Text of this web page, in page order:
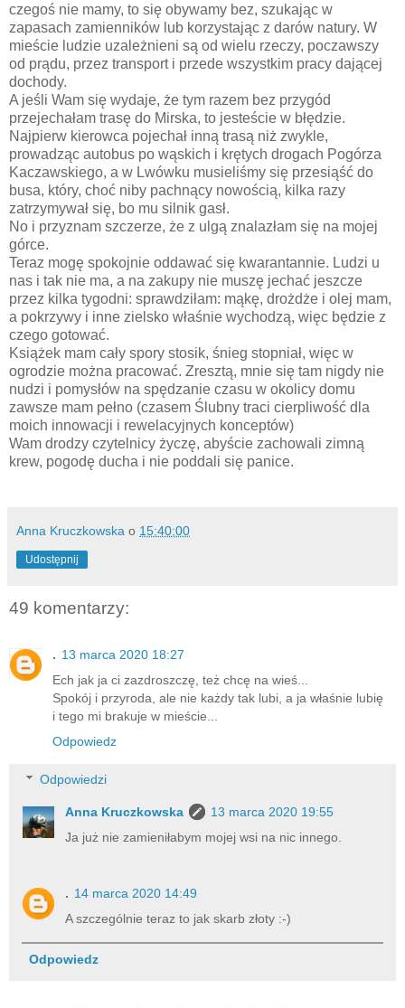
czegoś nie mamy, to się obywamy bez, szukając w
zapasach zamienników lub korzystając z darów natury. W
mieście ludzie uzależnieni są od wielu rzeczy, poczawszy
od prądu, przez transport i przede wszystkim pracy dającej
dochody.
A jeśli Wam się wydaje, że tym razem bez przygód
przejechałam trasę do Mirska, to jesteście w błędzie.
Najpierw kierowca pojechał inną trasą niż zwykle,
prowadząc autobus po wąskich i krętych drogach Pogórza
Kaczawskiego, a w Lwówku musieliśmy się przesiąść do
busa, który, choć niby pachnący nowością, kilka razy
zatrzymywał się, bo mu silnik gasł.
No i przyznam szczerze, że z ulgą znalazłam się na mojej
górce.
Teraz mogę spokojnie oddawać się kwarantannie. Ludzi u
nas i tak nie ma, a na zakupy nie muszę jechać jeszcze
przez kilka tygodni: sprawdziłam: mąkę, drożdże i olej mam,
a pokrzywy i inne zielsko właśnie wychodzą, więc będzie z
czego gotować.
Książek mam cały spory stosik, śnieg stopniał, więc w
ogrodzie można pracować. Zresztą, mnie się tam nigdy nie
nudzi i pomysłów na spędzanie czasu w okolicy domu
zawsze mam pełno (czasem Ślubny traci cierpliwość dla
moich innowacji i rewelacyjnych konceptów)
Wam drodzy czytelnicy życzę, abyście zachowali zimną
krew, pogodę ducha i nie poddali się panice.
Anna Kruczkowska o 15:40:00
Udostępnij
49 komentarzy:
. 13 marca 2020 18:27
Ech jak ja ci zazdroszczę, też chcę na wieś...
Spokój i przyroda, ale nie każdy tak lubi, a ja właśnie lubię
i tego mi brakuje w mieście...
Odpowiedz
Odpowiedzi
Anna Kruczkowska
13 marca 2020 19:55
Ja już nie zamieniłabym mojej wsi na nic innego.
. 14 marca 2020 14:49
A szczególnie teraz to jak skarb złoty :-)
Odpowiedz